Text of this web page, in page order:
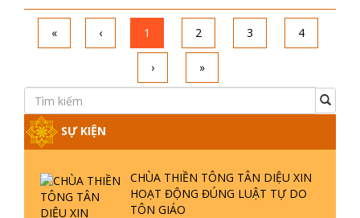
« ‹ 1 2 3 4
› »
SỰ KIỆN
CHÙA THIỀN TÔNG TÂN DIỆU XIN
HOẠT ĐỘNG ĐÚNG LUẬT TỰ DO
TÔN GIÁO